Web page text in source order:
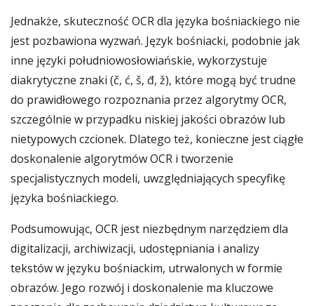
Jednakże, skuteczność OCR dla języka bośniackiego nie
jest pozbawiona wyzwań. Język bośniacki, podobnie jak
inne języki południowosłowiańskie, wykorzystuje
diakrytyczne znaki (č, ć, š, đ, ž), które mogą być trudne
do prawidłowego rozpoznania przez algorytmy OCR,
szczególnie w przypadku niskiej jakości obrazów lub
nietypowych czcionek. Dlatego też, konieczne jest ciągłe
doskonalenie algorytmów OCR i tworzenie
specjalistycznych modeli, uwzględniających specyfikę
języka bośniackiego.
Podsumowując, OCR jest niezbędnym narzędziem dla
digitalizacji, archiwizacji, udostępniania i analizy
tekstów w języku bośniackim, utrwalonych w formie
obrazów. Jego rozwój i doskonalenie ma kluczowe